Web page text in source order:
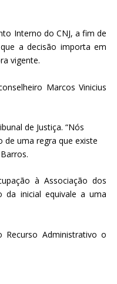
Interno do CNJ, a fim de
a decisão importa em
vigente.
Marcos Vinicius
de Justiça. “Nós
uma regra que existe
à Associação dos
da inicial equivale a uma
Administrativo o